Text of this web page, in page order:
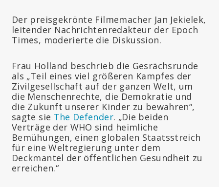
Der preisgekrönte Filmemacher Jan Jekielek,
leitender Nachrichtenredakteur der Epoch
Times, moderierte die Diskussion.
Frau Holland beschrieb die Gesrächsrunde
als „Teil eines viel größeren Kampfes der
Zivilgesellschaft auf der ganzen Welt, um
die Menschenrechte, die Demokratie und
die Zukunft unserer Kinder zu bewahren“,
sagte sie The Defender. „Die beiden
Verträge der WHO sind heimliche
Bemühungen, einen globalen Staatsstreich
für eine Weltregierung unter dem
Deckmantel der öffentlichen Gesundheit zu
erreichen.“